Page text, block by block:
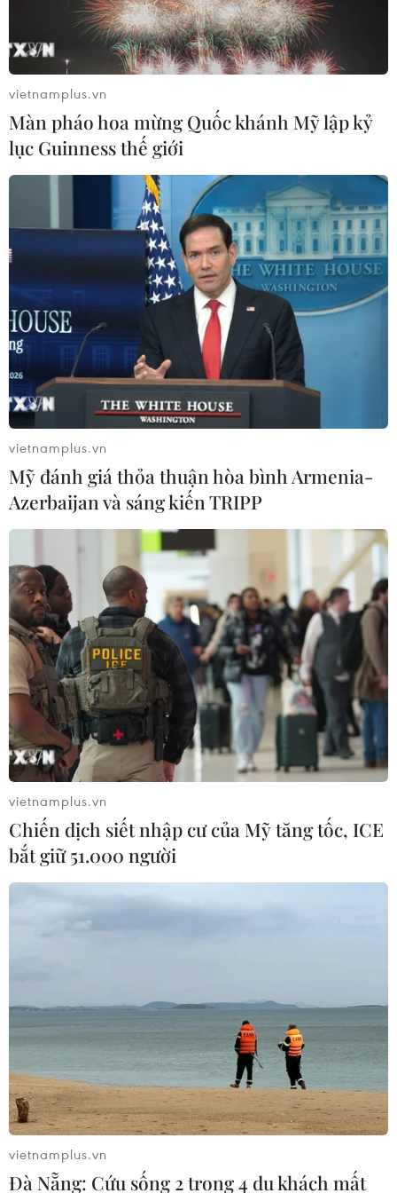
Đảng của Tổng thống Macron giành phiếu
cao tại bầu cử Hạ viện Pháp
11/06/2017 23:10
Ngay sau khi các điểm bỏ phiếu đóng cửa, Bộ Nội vụ
Pháp khẳng định đảng LREM và các đồng minh sẽ
giành được trên 30% số phiếu bầu.
Đảng Xã hội Pháp đối mặt những tổn thất
chưa từng có sau bầu cử
11/06/2017 23:52
Chủ tịch đảng Xã hội (PS) của Pháp, ông Jean-
Christophe Cambadelis thừa nhận đảng của ông đã
phải đối mặt với những tổn thất "chưa từng thấy" sau
cuộc bầu cử Quốc hội nước này.
Đảng của Tổng thống Macron dẫn đầu
trong cuộc bầu cử Hạ viện Pháp
12/06/2017 01:03
vietnamplus.vn
Màn pháo hoa mừng Quốc khánh Mỹ lập kỷ
lục Guinness thế giới
vietnamplus.vn
Mỹ đánh giá thỏa thuận hòa bình Armenia-
Azerbaijan và sáng kiến TRIPP
vietnamplus.vn
Chiến dịch siết nhập cư của Mỹ tăng tốc, ICE
bắt giữ 51.000 người
vietnamplus.vn
Đà Nẵng: Cứu sống 2 trong 4 du khách mất